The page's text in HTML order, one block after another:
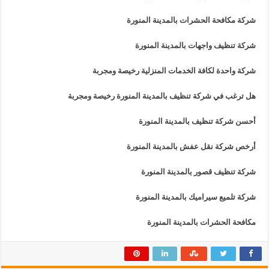
شركة مكافحة الحشرات بالمدينة المنورة
شركة تنظيف واجهات بالمدينة المنورة
شركة واحدة لكافة الخدمات المنزلية رخيصة ومجربة
هل ترغب في شركة تنظيف بالمدينة المنورة رخيصة ومجربة
أحسن شركة تنظيف بالمدينة المنورة
أرخص شركة نقل عفش بالمدينة المنورة
شركة تنظيف قصور بالمدينة المنورة
شركة تلميع سيراميك بالمدينة المنورة
مكافحة الحشرات بالمدينة المنورة